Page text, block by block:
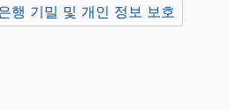
행 기밀 및 개인 정보 보호